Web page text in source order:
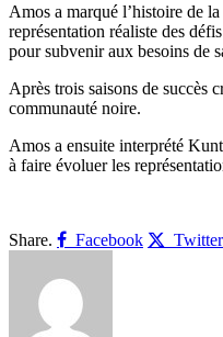
Amos a marqué l’histoire de
représentation réaliste des
pour subvenir aux besoins de
Après trois saisons de succès
communauté noire.
Amos a ensuite interprété
à faire évoluer les
Share. Facebook Twitter